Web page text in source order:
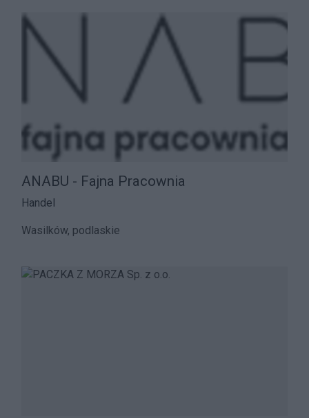
ANABU - Fajna Pracownia
Handel
Wasilków, podlaskie